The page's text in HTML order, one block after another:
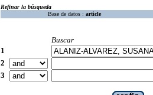
Refinar la búsqueda
Base de datos : article
Buscar
1
2
3